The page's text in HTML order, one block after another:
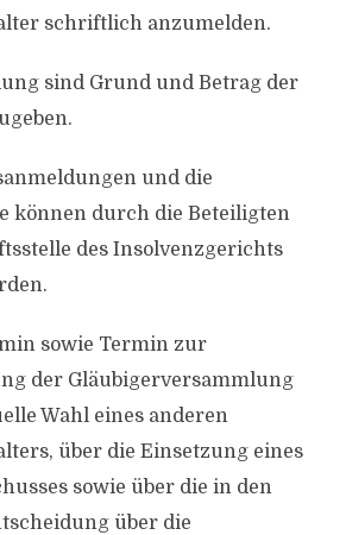
schriftlich anzumelden.
sind Grund und Betrag der
und die
können durch die Beteiligten
des Insolvenzgerichts
sowie Termin zur
der Gläubigerversammlung
Wahl eines anderen
über die Einsetzung eines
sowie über die in den
über die